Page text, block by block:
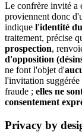
Le confrère invité a
proviennent donc
indique l'identité
traitement, précise
prospection,
d'opposition
ne font l'objet d'
l'invitation suggérée
fraude ; elles ne
consentement
Privacy by